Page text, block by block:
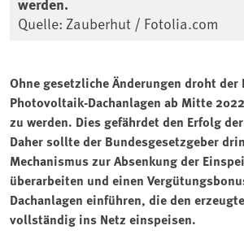
Quelle: Zauberhut / Fotolia.com
Ohne gesetzliche Änderungen droht der
Photovoltaik-Dachanlagen ab Mitte
zu werden. Dies gefährdet den Erfolg
Daher sollte der Bundesgesetzgeber
Mechanismus zur Absenkung der
überarbeiten und einen
Dachanlagen einführen, die den
vollständig ins Netz einspeisen.